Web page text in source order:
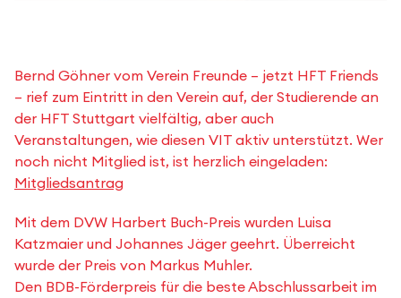
Bernd Göhner vom Verein Freunde – jetzt HFT Friends
– rief zum Eintritt in den Verein auf, der Studierende an
der HFT Stuttgart vielfältig, aber auch
Veranstaltungen, wie diesen VIT aktiv unterstützt. Wer
noch nicht Mitglied ist, ist herzlich eingeladen:
Mitgliedsantrag
Mit dem DVW Harbert Buch-Preis wurden Luisa
Katzmaier und Johannes Jäger geehrt. Überreicht
wurde der Preis von Markus Muhler.
Den BDB-Förderpreis für die beste Abschlussarbeit im